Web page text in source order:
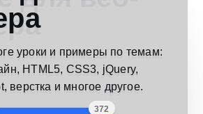
уроки и примеры по темам:
HTML5, CSS3, jQuery,
верстка и многое другое.
372